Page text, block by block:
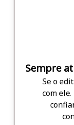
Sempre
Se o
com